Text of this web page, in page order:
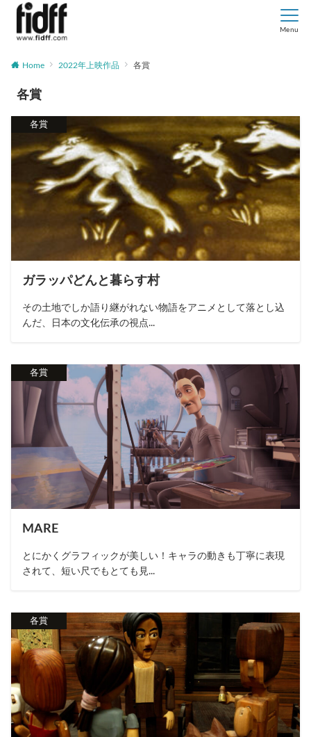
Menu
Home 2022年上映作品 各賞
各賞
各賞
ガラッパどんと暮らす村
その土地でしか語り継がれない物語をアニメとして落とし込
んだ、日本の文化伝承の視点...
各賞
MARE
とにかくグラフィックが美しい！キャラの動きも丁寧に表現
されて、短い尺でもとても見...
各賞